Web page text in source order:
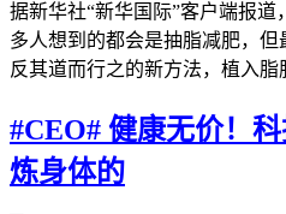
据新华社“新华国际”客户端报
多人想到的都会是抽脂减肥，
反其道而行之的新方法，植入
#CEO# 健康无价！
炼身体的